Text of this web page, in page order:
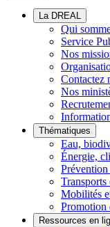
La DREAL
Qui
Service
Nos
Contactez
Nos
Thématiques
Eau,
Énergie,
Prévention
Transports
Mobilités
Promotion
Ressources en